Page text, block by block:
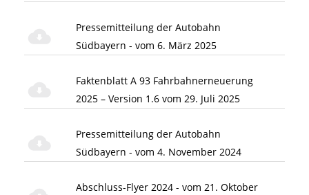
Pressemitteilung der Autobahn
Südbayern - vom 6. März 2025
Faktenblatt A 93 Fahrbahnerneuerung
2025 – Version 1.6 vom 29. Juli 2025
Pressemitteilung der Autobahn
Südbayern - vom 4. November 2024
Abschluss-Flyer 2024 - vom 21. Oktober